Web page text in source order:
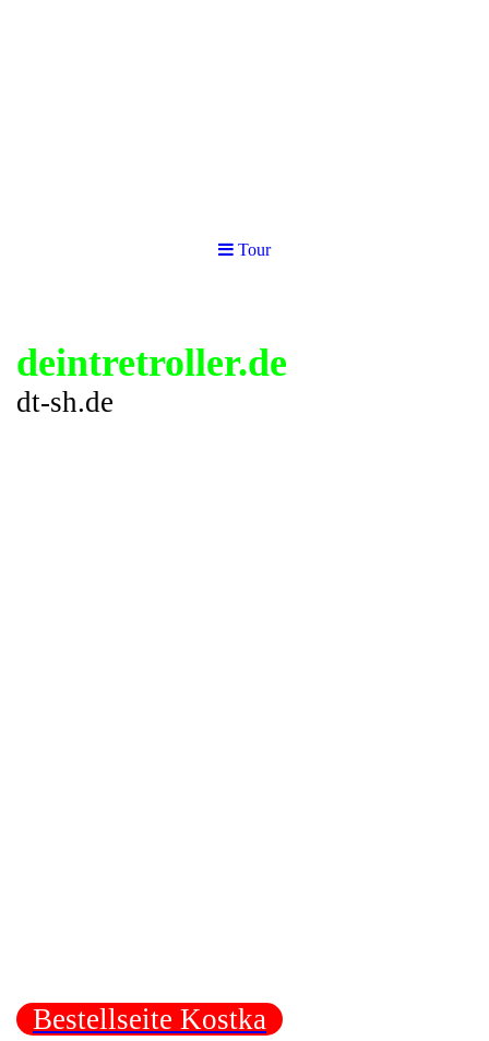
Tour
deintretroller.de
dt-sh.de
Bestellseite Kostka